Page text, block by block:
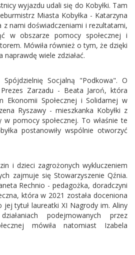
wyjazdu udali się do Kobyłki. Tam
Miasta Kobyłka - Katarzyna
z nami doświadczeniami i rezultatami,
w obszarze pomocy społecznej i
Mówiła również o tym, że dzięki
wiele zdziałać.
Spójdzielnię Socjalną "Podkowa". O
Prezes Zarzadu - Beata Jaroń, która
Ekonomii Społecznej i Solidarnej w
Ryszawy - mieszkanka Kobyłki z
pomocy społecznej. To właśnie te
postanowiły wspólnie otworzyć
i dzieci zagrożonych wykluczeniem
zajmuje się Stowarzyszenie Qźnia.
Rechnio - pedagożka, doradczyni
która w 2021 została doceniona
jej tytuł laureatki XI Nagrody im. Aliny
podejmowanych przez
mówiła natomiast Izabela